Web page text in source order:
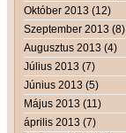
Október 2013 (12)
Szeptember 2013 (8)
Augusztus 2013 (4)
Július 2013 (7)
Június 2013 (5)
Május 2013 (11)
április 2013 (7)